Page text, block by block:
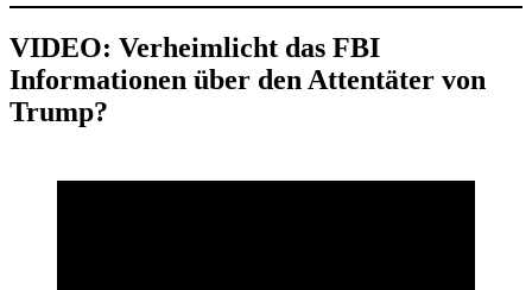
VIDEO: Verheimlicht das FBI
Informationen über den Attentäter von
Trump?